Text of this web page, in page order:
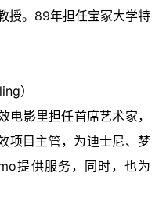
。 89年担任宝冢大学特
）
电影里担任首席艺术家，
项目主管，为迪士尼、梦
提供服务，同时，也为